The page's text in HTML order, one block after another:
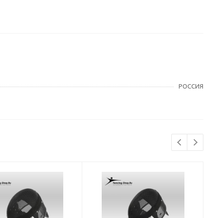
РОССИЯ